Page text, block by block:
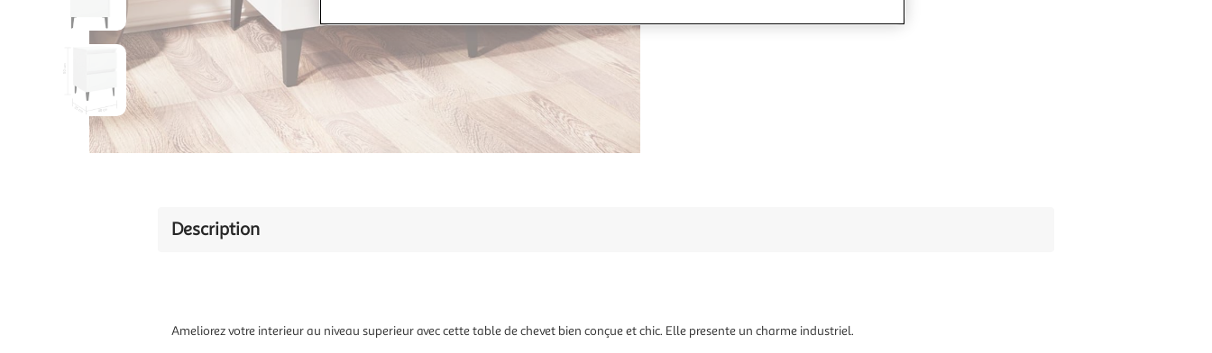
Description
Ameliorez votre interieur au niveau superieur avec cette table de chevet bien conçue et chic. Elle presente un charme industriel.